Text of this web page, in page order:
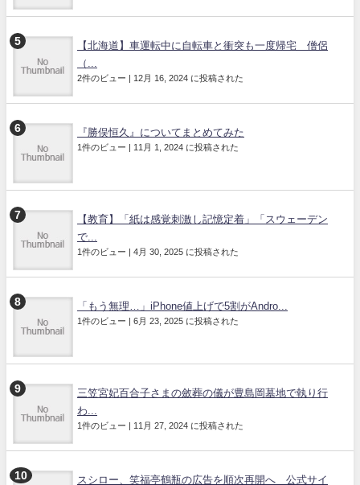
【北海道】車運転中に自転車と衝突も一度帰宅 僧侶
（...
2件のビュー 12月 16, 2024 に投稿された
『勝俣恒久』についてまとめてみた
1件のビュー 11月 1, 2024 に投稿された
【教育】「紙は感覚刺激し記憶定着」「スウェーデン
で...
1件のビュー 4月 30, 2025 に投稿された
「もう無理…」iPhone値上げで5割がAndro...
1件のビュー 6月 23, 2025 に投稿された
三笠宮妃百合子さまの斂葬の儀が豊島岡墓地で執り行
わ...
1件のビュー 11月 27, 2024 に投稿された
スシロー、笑福亭鶴瓶の広告を順次再開へ 公式サイ